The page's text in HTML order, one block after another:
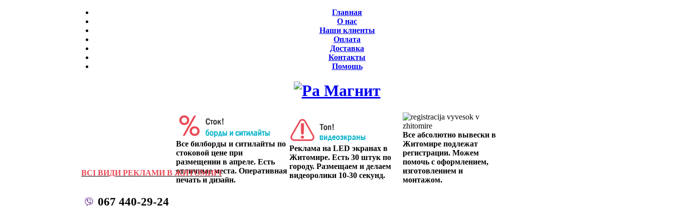
Главная
О нас
Наши клиенты
Оплата
Доставка
Контакты
Помощь
Все билборды и ситилайты по
стоковой цене при
размещении в апреле. Есть
отличные места. Оперативная
печать и дизайн.
Реклама на LED экранах в
Житомире. Есть 30 штук по
городу. Размещаем и делаем
видеоролики 10-30 секунд.
Все абсолютно вывески в
Житомире подлежат
регистрации. Можем
помочь с оформлением,
изготовлением и
монтажом.
ВСІ ВИДИ РЕКЛАМИ В ЖИТОМИРІ
067 440-29-24